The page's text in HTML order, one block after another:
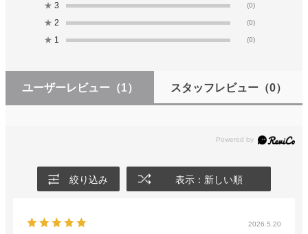
★ 3 (0)
★ 2 (0)
★ 1 (0)
ユーザーレビュー （1） スタッフレビュー（0）
絞り込み 表示：新しい順
2026.5.20